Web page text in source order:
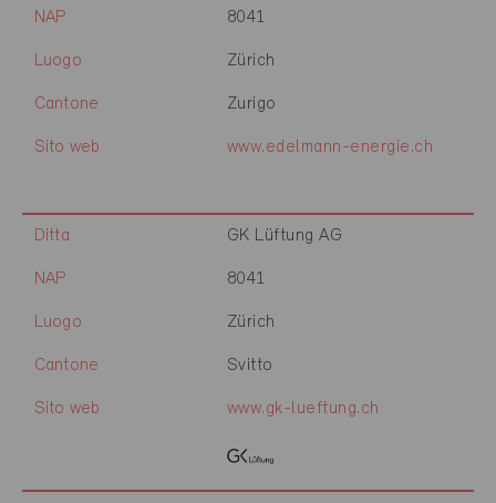
NAP 8041
Luogo Zürich
Cantone Zurigo
Sito web www.edelmann-energie.ch
Ditta GK Lüftung AG
NAP 8041
Luogo Zürich
Cantone Svitto
Sito web www.gk-lueftung.ch